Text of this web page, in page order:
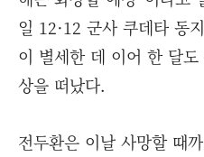
일 12·12 군사 쿠데타 동
이 별세한 데 이어 한 달
상을 떠났다.
전두환은 이날 사망할 때